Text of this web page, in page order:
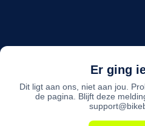
Er ging
Dit ligt aan ons, niet aan jou.
de pagina. Blijft deze